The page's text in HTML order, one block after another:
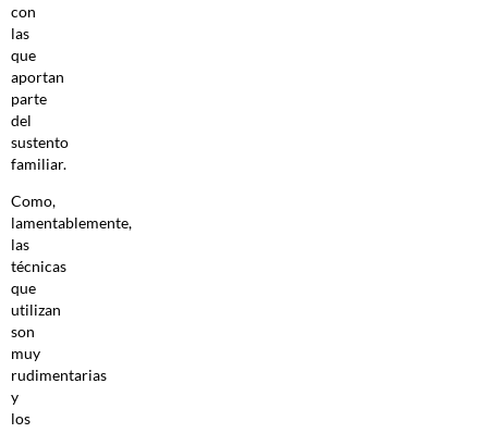
con
las
que
aportan
parte
del
sustento
familiar.
Como,
lamentablemente,
las
técnicas
que
utilizan
son
muy
rudimentarias
y
los